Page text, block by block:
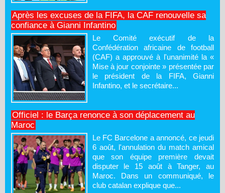
Après les excuses de la FIFA, la CAF renouvelle sa
confiance à Gianni Infantino
Le Comité exécutif de la
Confédération africaine de football
(CAF) a approuvé à l'unanimité la «
Mise à jour conjointe » présentée par
le président de la FIFA, Gianni
Infantino, et le secrétaire...
Officiel : le Barça renonce à son déplacement au
Maroc
Le FC Barcelone a annoncé, ce jeudi
6 août, l'annulation du match amical
que son équipe première devait
disputer le 15 août à Tanger, au
Maroc. Dans un communiqué, le
club catalan explique que...